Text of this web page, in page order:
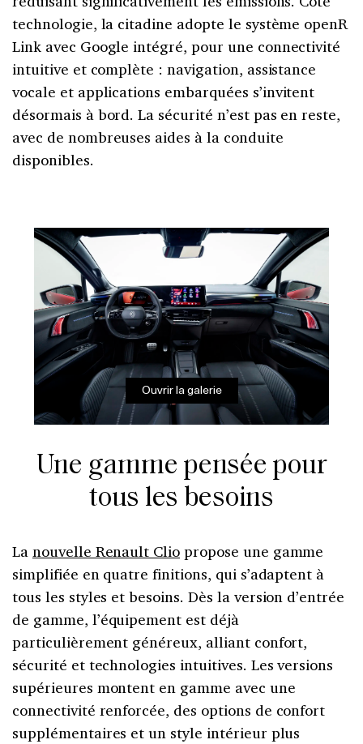
technologie, la citadine adopte le système openR
Link avec Google intégré, pour une connectivité
intuitive et complète : navigation, assistance
vocale et applications embarquées s’invitent
désormais à bord. La sécurité n’est pas en reste,
avec de nombreuses aides à la conduite
disponibles.
Ouvrir la galerie
Une gamme pensée pour
tous les besoins
La nouvelle Renault Clio propose une gamme
simplifiée en quatre finitions, qui s’adaptent à
tous les styles et besoins. Dès la version d’entrée
de gamme, l’équipement est déjà
particulièrement généreux, alliant confort,
sécurité et technologies intuitives. Les versions
supérieures montent en gamme avec une
connectivité renforcée, des options de confort
supplémentaires et un style intérieur plus